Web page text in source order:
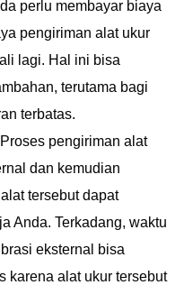
perlu membayar biaya
pengiriman alat ukur
lagi. Hal ini bisa
terutama bagi
terbatas.
Proses pengiriman alat
dan kemudian
tersebut dapat
Anda. Terkadang, waktu
eksternal bisa
karena alat ukur tersebut